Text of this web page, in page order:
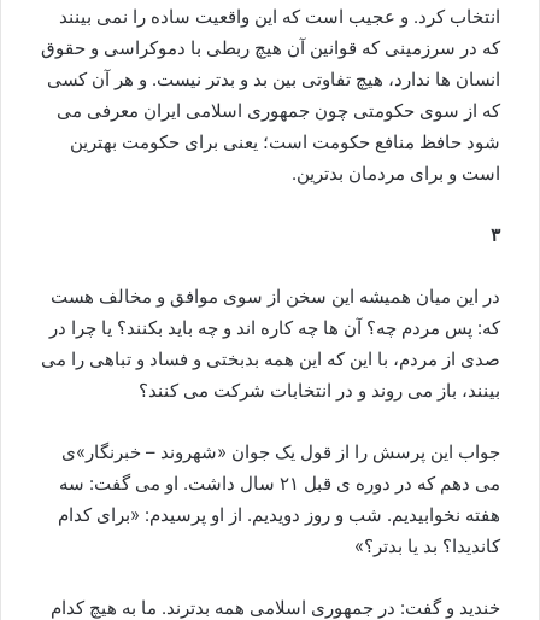
انتخاب کرد. و عجیب است که این واقعیت ساده را نمی بینند
که در سرزمینی که قوانین آن هیچ ربطی با دموکراسی و حقوق
انسان ها ندارد، هیچ تفاوتی بین بد و بدتر نیست. و هر آن کسی
که از سوی حکومتی چون جمهوری اسلامی ایران معرفی می
شود حافظ منافع حکومت است؛ یعنی برای حکومت بهترین
است و برای مردمان بدترین.
۳
در این میان همیشه این سخن از سوی موافق و مخالف هست
که: پس مردم چه؟ آن ها چه کاره اند و چه باید بکنند؟ یا چرا در
صدی از مردم، با این که این همه بدبختی و فساد و تباهی را می
بینند، باز می روند و در انتخابات شرکت می کنند؟
جواب این پرسش را از قول یک جوان «شهروند – خبرنگار»ی
می دهم که در دوره ی قبل ۲۱ سال داشت. او می گفت: سه
هفته نخوابیدیم. شب و روز دویدیم. از او پرسیدم: «برای کدام
کاندیدا؟ بد یا بدتر؟»
خندید و گفت: در جمهوری اسلامی همه بدترند. ما به هیچ کدام